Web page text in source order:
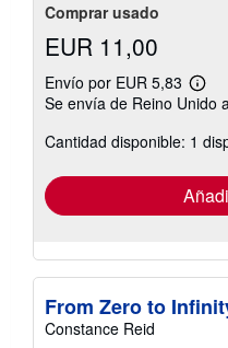
Comprar usado
EUR 11,00
Envío por EUR 5,83
Más
las
tarifas
envío
Se envía de Reino Unido
Cantidad disponible: 1
From Zero to
Constance Reid